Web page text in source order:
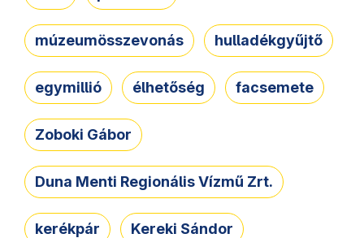
múzeumösszevonás hulladékgyűjtő
egymillió élhetőség facsemete
Zoboki Gábor
Duna Menti Regionális Vízmű Zrt.
kerékpár Kereki Sándor